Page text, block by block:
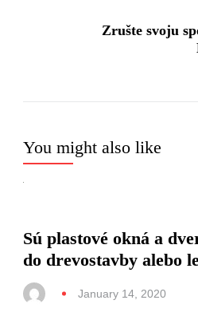
Zrušte svoju
You might also like
Sú plastové okná a
do drevostavby alebo
January 14, 2020